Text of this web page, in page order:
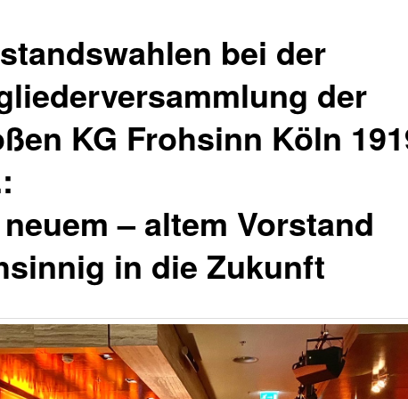
bei der
der
KG Frohsinn Köln
– altem Vorstand
in die Zukunft